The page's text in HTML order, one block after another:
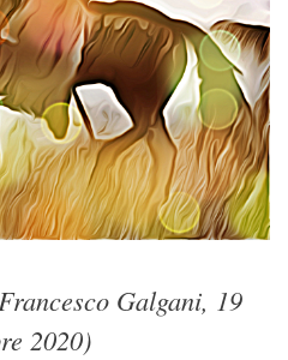
Galgani, 19
2020)